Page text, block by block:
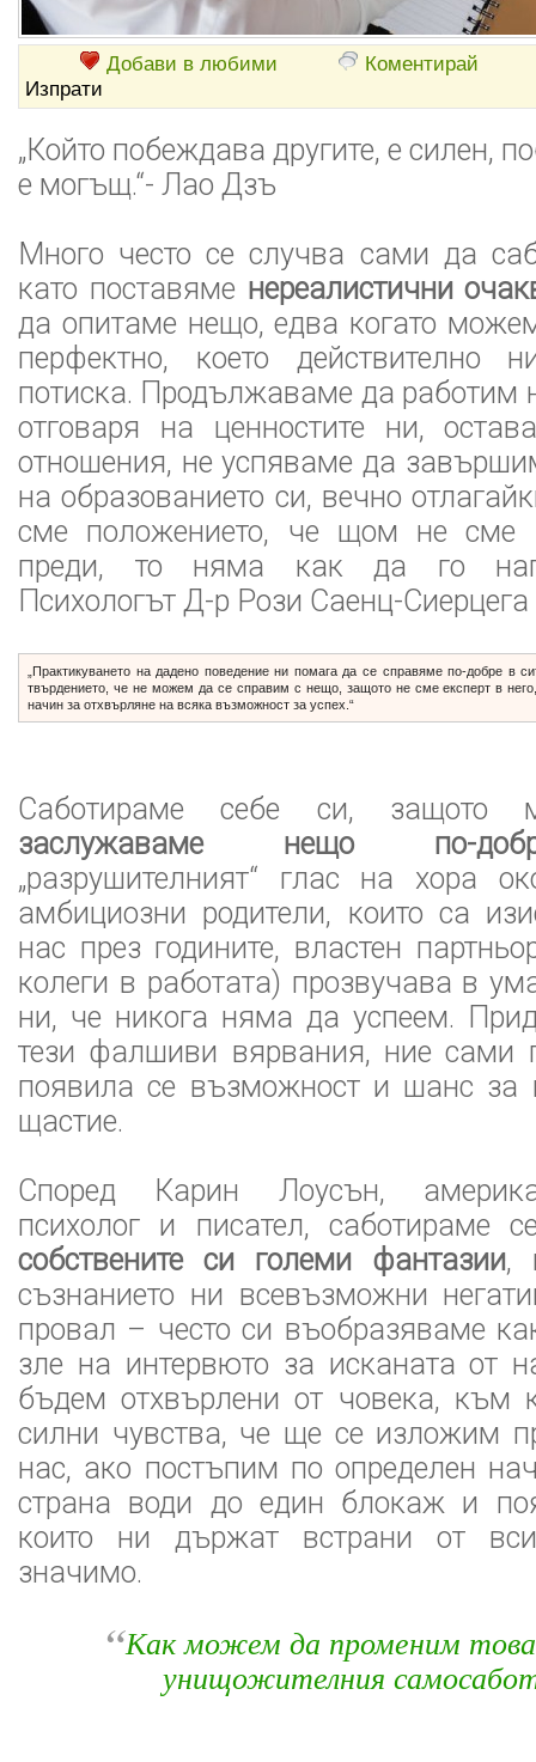
Добави в любими
Коментирай
Изпрати
„Който побеждава другите, е силен,
е могъщ.“- Лао Дзъ
Много често се случва сами да
като поставяме нереалистични
да опитаме нещо, едва когато
перфектно, което действително
потиска. Продължаваме да работим
отговаря на ценностите ни,
отношения, не успяваме да
на образованието си, вечно
сме положението, че щом не сме
преди, то няма как да го
Психологът Д-р Рози Саенц-Сиерцега
„Практикуването на дадено поведение ни помага да се справяме по-добре в
твърдението, че не можем да се справим с нещо, защото не сме експерт в
начин за отхвърляне на всяка възможност за успех.“
Саботираме себе си,
заслужаваме нещо по-
„разрушителният“ глас на хора
амбициозни родители, които са
нас през годините, властен
колеги в работата) прозвучава в
ни, че никога няма да успеем.
тези фалшиви вярвания, ние сами
появила се възможност и шанс за
щастие.
Според Карин Лоусън,
психолог и писател, саботираме
собствените си големи фантазии,
съзнанието ни всевъзможни
провал – често си въобразяваме
зле на интервюто за исканата от
бъдем отхвърлени от човека, към
силни чувства, че ще се изложим
нас, ако постъпим по определен
страна води до един блокаж и
които ни държат встрани от
значимо.
“Как можем да променим
унищожителния